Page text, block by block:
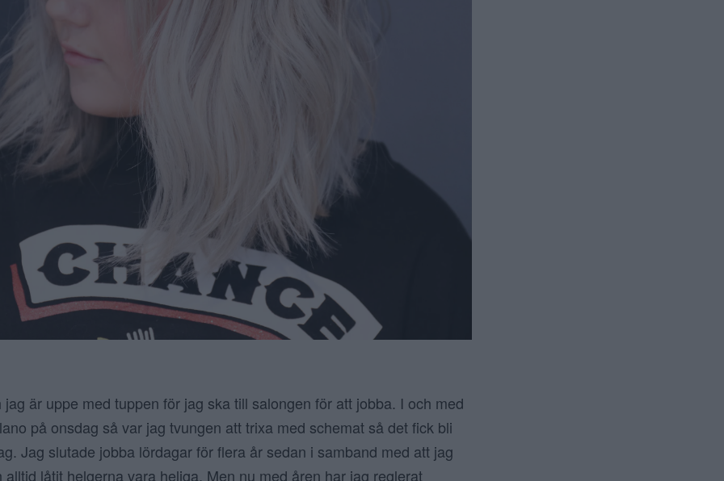
är uppe med tuppen för jag ska till salongen för att jobba. I och med
på onsdag så var jag tvungen att trixa med schemat så det fick bli
Jag slutade jobba lördagar för flera år sedan i samband med att jag
låtit helgerna vara heliga. Men nu med åren har jag reglerat